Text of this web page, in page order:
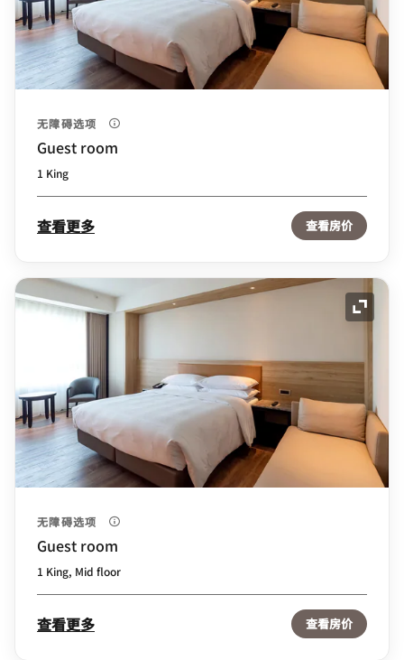
无障碍选项
Guest room
1 King
查看更多 查看房价
展开
无障碍选项
Guest room
1 King, Mid floor
查看更多 查看房价